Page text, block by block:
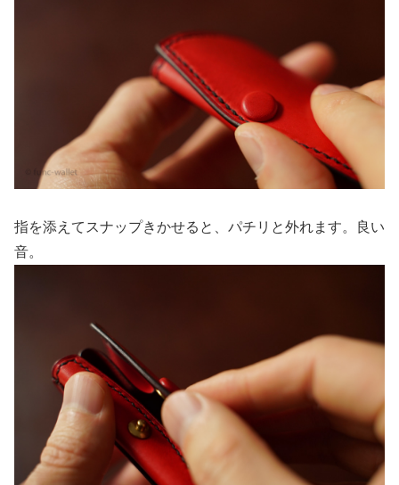
指を添えてスナップきかせると、パチリと外れます。良い
音。